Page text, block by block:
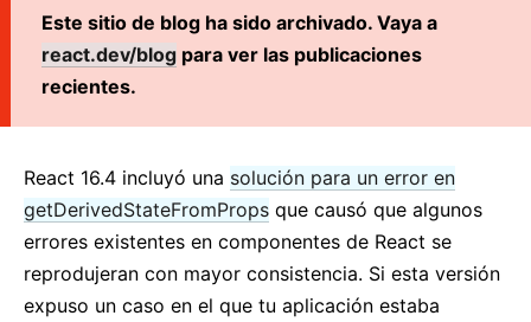
Este sitio de blog ha sido archivado. Vaya a
react.dev/blog para ver las publicaciones
recientes.
React 16.4 incluyó una solución para un error en
getDerivedStateFromProps que causó que algunos
errores existentes en componentes de React se
reprodujeran con mayor consistencia. Si esta versión
expuso un caso en el que tu aplicación estaba
React v17.0
Introducción a la nueva transformación de JSX
React v17.0 Release Candidate: No New Features